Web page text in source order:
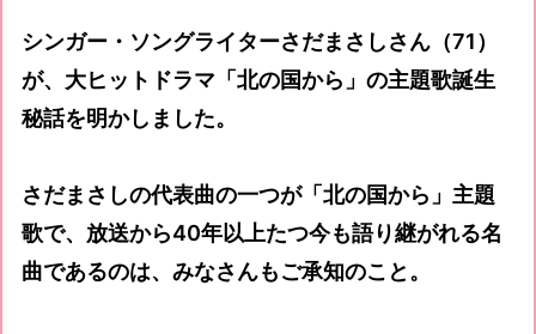
シンガー・ソングライターさだまさしさん（71）
が、大ヒットドラマ「北の国から」の主題歌誕生
秘話を明かしました。
さだまさしの代表曲の一つが「北の国から」主題
歌で、放送から40年以上たつ今も語り継がれる名
曲であるのは、みなさんもご承知のこと。